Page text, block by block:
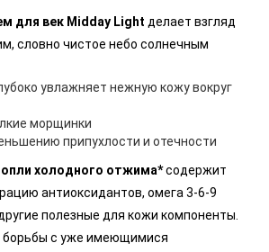
для век Midday Light делает взгляд
словно чистое небо солнечным
увлажняет нежную кожу вокруг
морщинки
припухлости и отечности
холодного отжима*содержит
антиоксидантов, омега 3-6-9
полезные для кожи компоненты.
борьбы с уже имеющимися